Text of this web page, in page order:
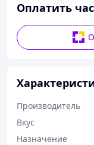
Оплатить
Производитель
Вкус
Назначение